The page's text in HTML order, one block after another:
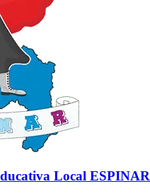
Local ESPINAR